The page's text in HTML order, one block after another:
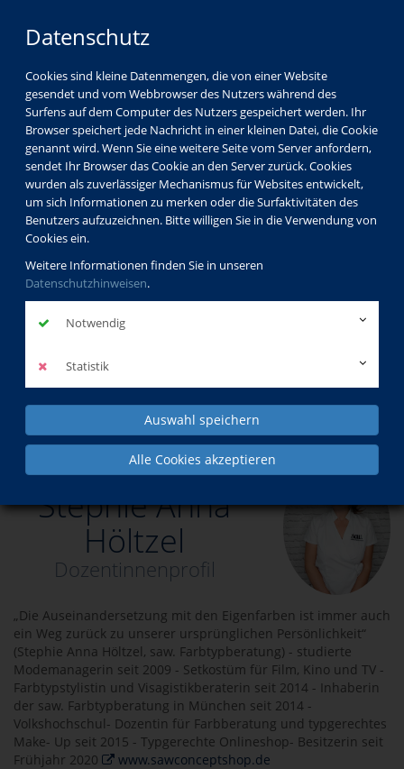
Datenschutz
Cookies sind kleine Datenmengen, die von einer Website
gesendet und vom Webbrowser des Nutzers während des
Surfens auf dem Computer des Nutzers gespeichert werden. Ihr
Browser speichert jede Nachricht in einer kleinen Datei, die Cookie
genannt wird. Wenn Sie eine weitere Seite vom Server anfordern,
sendet Ihr Browser das Cookie an den Server zurück. Cookies
wurden als zuverlässiger Mechanismus für Websites entwickelt,
um sich Informationen zu merken oder die Surfaktivitäten des
Benutzers aufzuzeichnen. Bitte willigen Sie in die Verwendung von
Cookies ein.
Weitere Informationen finden Sie in unseren
Datenschutzhinweisen.
Notwendig
Statistik
Auswahl speichern
Alle Cookies akzeptieren
Dozenten Stephie Anna Höltzel
Stephie Anna
Höltzel
Dozentinnenprofil
„Die Auseinandersetzung mit den Eigenfarben ist immer auch
ein Weg zurück zu unserer ursprünglichen Persönlichkeit“
(Stephie Anna Höltzel, saw. Farbtypberatung) - studierte
Modemanagerin seit 2009 - Setkostüm für Film, Kino und TV -
Farbtypstylistin und Visagistikberaterin seit 2014 - Inhaberin
der saw. Farbtypberatung in München seit 2014 -
Volkshochschul- Dozentin für Farbberatung und typgerechtes
Make- Up seit 2015 - Typgerechte Onlineshop- Besitzerin seit
Frühjahr 2020
www.sawconceptshop.de